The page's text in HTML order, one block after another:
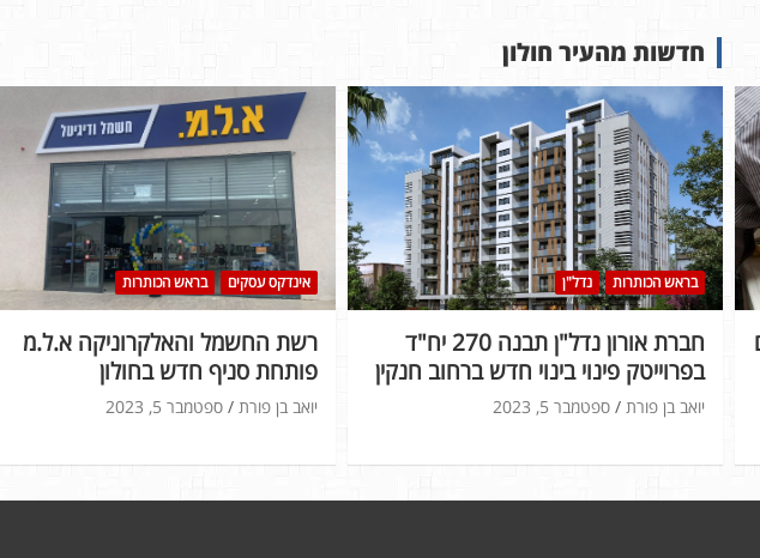
חדשות מהעיר חולון
אינדקס עסקים בראש הכותרות
רשת החשמל והאלקרוניקה א.ל.מ
פותחת סניף חדש בחולון
ספטמבר 5, 2023 יואב בן פורת
בראש הכותרות נדל"ן
חברת אורון נדל"ן תבנה 270 יח"ד
בפרוייטק פינוי בינוי חדש ברחוב חנקין
ספטמבר 5, 2023 יואב בן פורת